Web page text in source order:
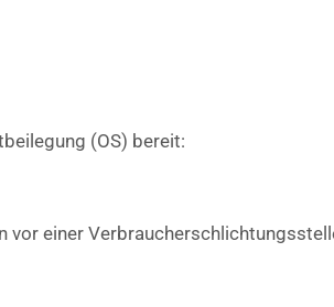
(OS) bereit:
einer